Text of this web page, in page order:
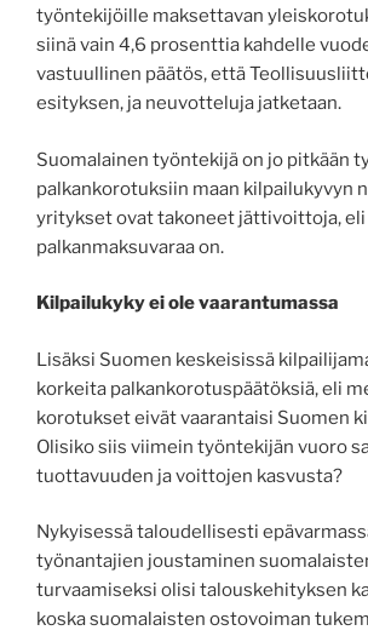
työntekijöille maksettavan
siinä vain 4,6 prosenttia kahdelle
vastuullinen päätös, että
esityksen, ja neuvotteluja jatketaan.
Suomalainen työntekijä on jo pitkään
palkankorotuksiin maan kilpailukyvyn
yritykset ovat takoneet jättivoittoja, eli
palkanmaksuvaraa on.
Kilpailukyky ei ole vaarantumassa
Lisäksi Suomen keskeisissä
korkeita palkankorotuspäätöksiä, eli
korotukset eivät vaarantaisi Suomen
Olisiko siis viimein työntekijän vuoro
tuottavuuden ja voittojen kasvusta?
Nykyisessä taloudellisesti
työnantajien joustaminen
turvaamiseksi olisi talouskehityksen
koska suomalaisten ostovoiman